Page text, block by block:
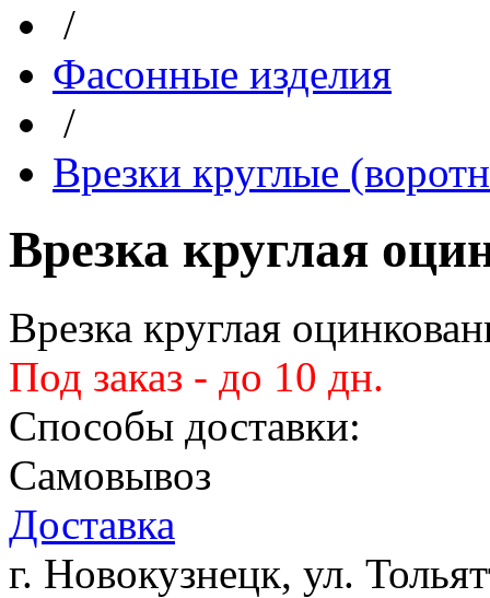
/
Фасонные изделия
/
Врезки круглые
Врезка круглая
Врезка круглая
Под заказ - до 10 дн.
Способы доставки:
Самовывоз
Доставка
г. Новокузнецк, ул.